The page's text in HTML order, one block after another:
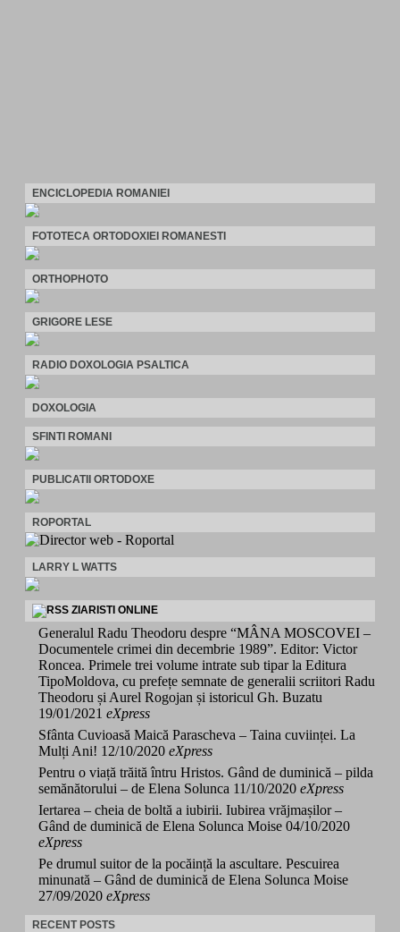
ENCICLOPEDIA ROMANIEI
FOTOTECA ORTODOXIEI ROMANESTI
ORTHOPHOTO
GRIGORE LESE
RADIO DOXOLOGIA PSALTICA
DOXOLOGIA
SFINTI ROMANI
PUBLICATII ORTODOXE
ROPORTAL
LARRY L WATTS
ZIARISTI ONLINE
Generalul Radu Theodoru despre “MÂNA MOSCOVEI –
Documentele crimei din decembrie 1989”. Editor: Victor
Roncea. Primele trei volume intrate sub tipar la Editura
TipoMoldova, cu prefețe semnate de generalii scriitori Radu
Theodoru și Aurel Rogojan și istoricul Gh. Buzatu
19/01/2021 eXpress
Sfânta Cuvioasă Maică Parascheva – Taina cuviinței. La
Mulți Ani! 12/10/2020 eXpress
Pentru o viață trăită întru Hristos. Gând de duminică – pilda
semănătorului – de Elena Solunca 11/10/2020 eXpress
Iertarea – cheia de boltă a iubirii. Iubirea vrăjmașilor –
Gând de duminică de Elena Solunca Moise 04/10/2020
eXpress
Pe drumul suitor de la pocăință la ascultare. Pescuirea
minunată – Gând de duminică de Elena Solunca Moise
27/09/2020 eXpress
RECENT POSTS